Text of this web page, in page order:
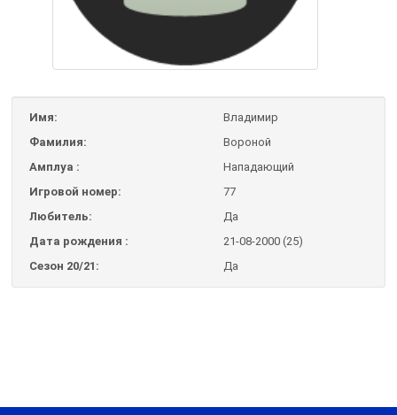
Имя:
Владимир
Фамилия:
Вороной
Амплуа :
Нападающий
Игровой номер:
77
Любитель:
Да
Дата рождения :
21-08-2000 (25)
Сезон 20/21:
Да